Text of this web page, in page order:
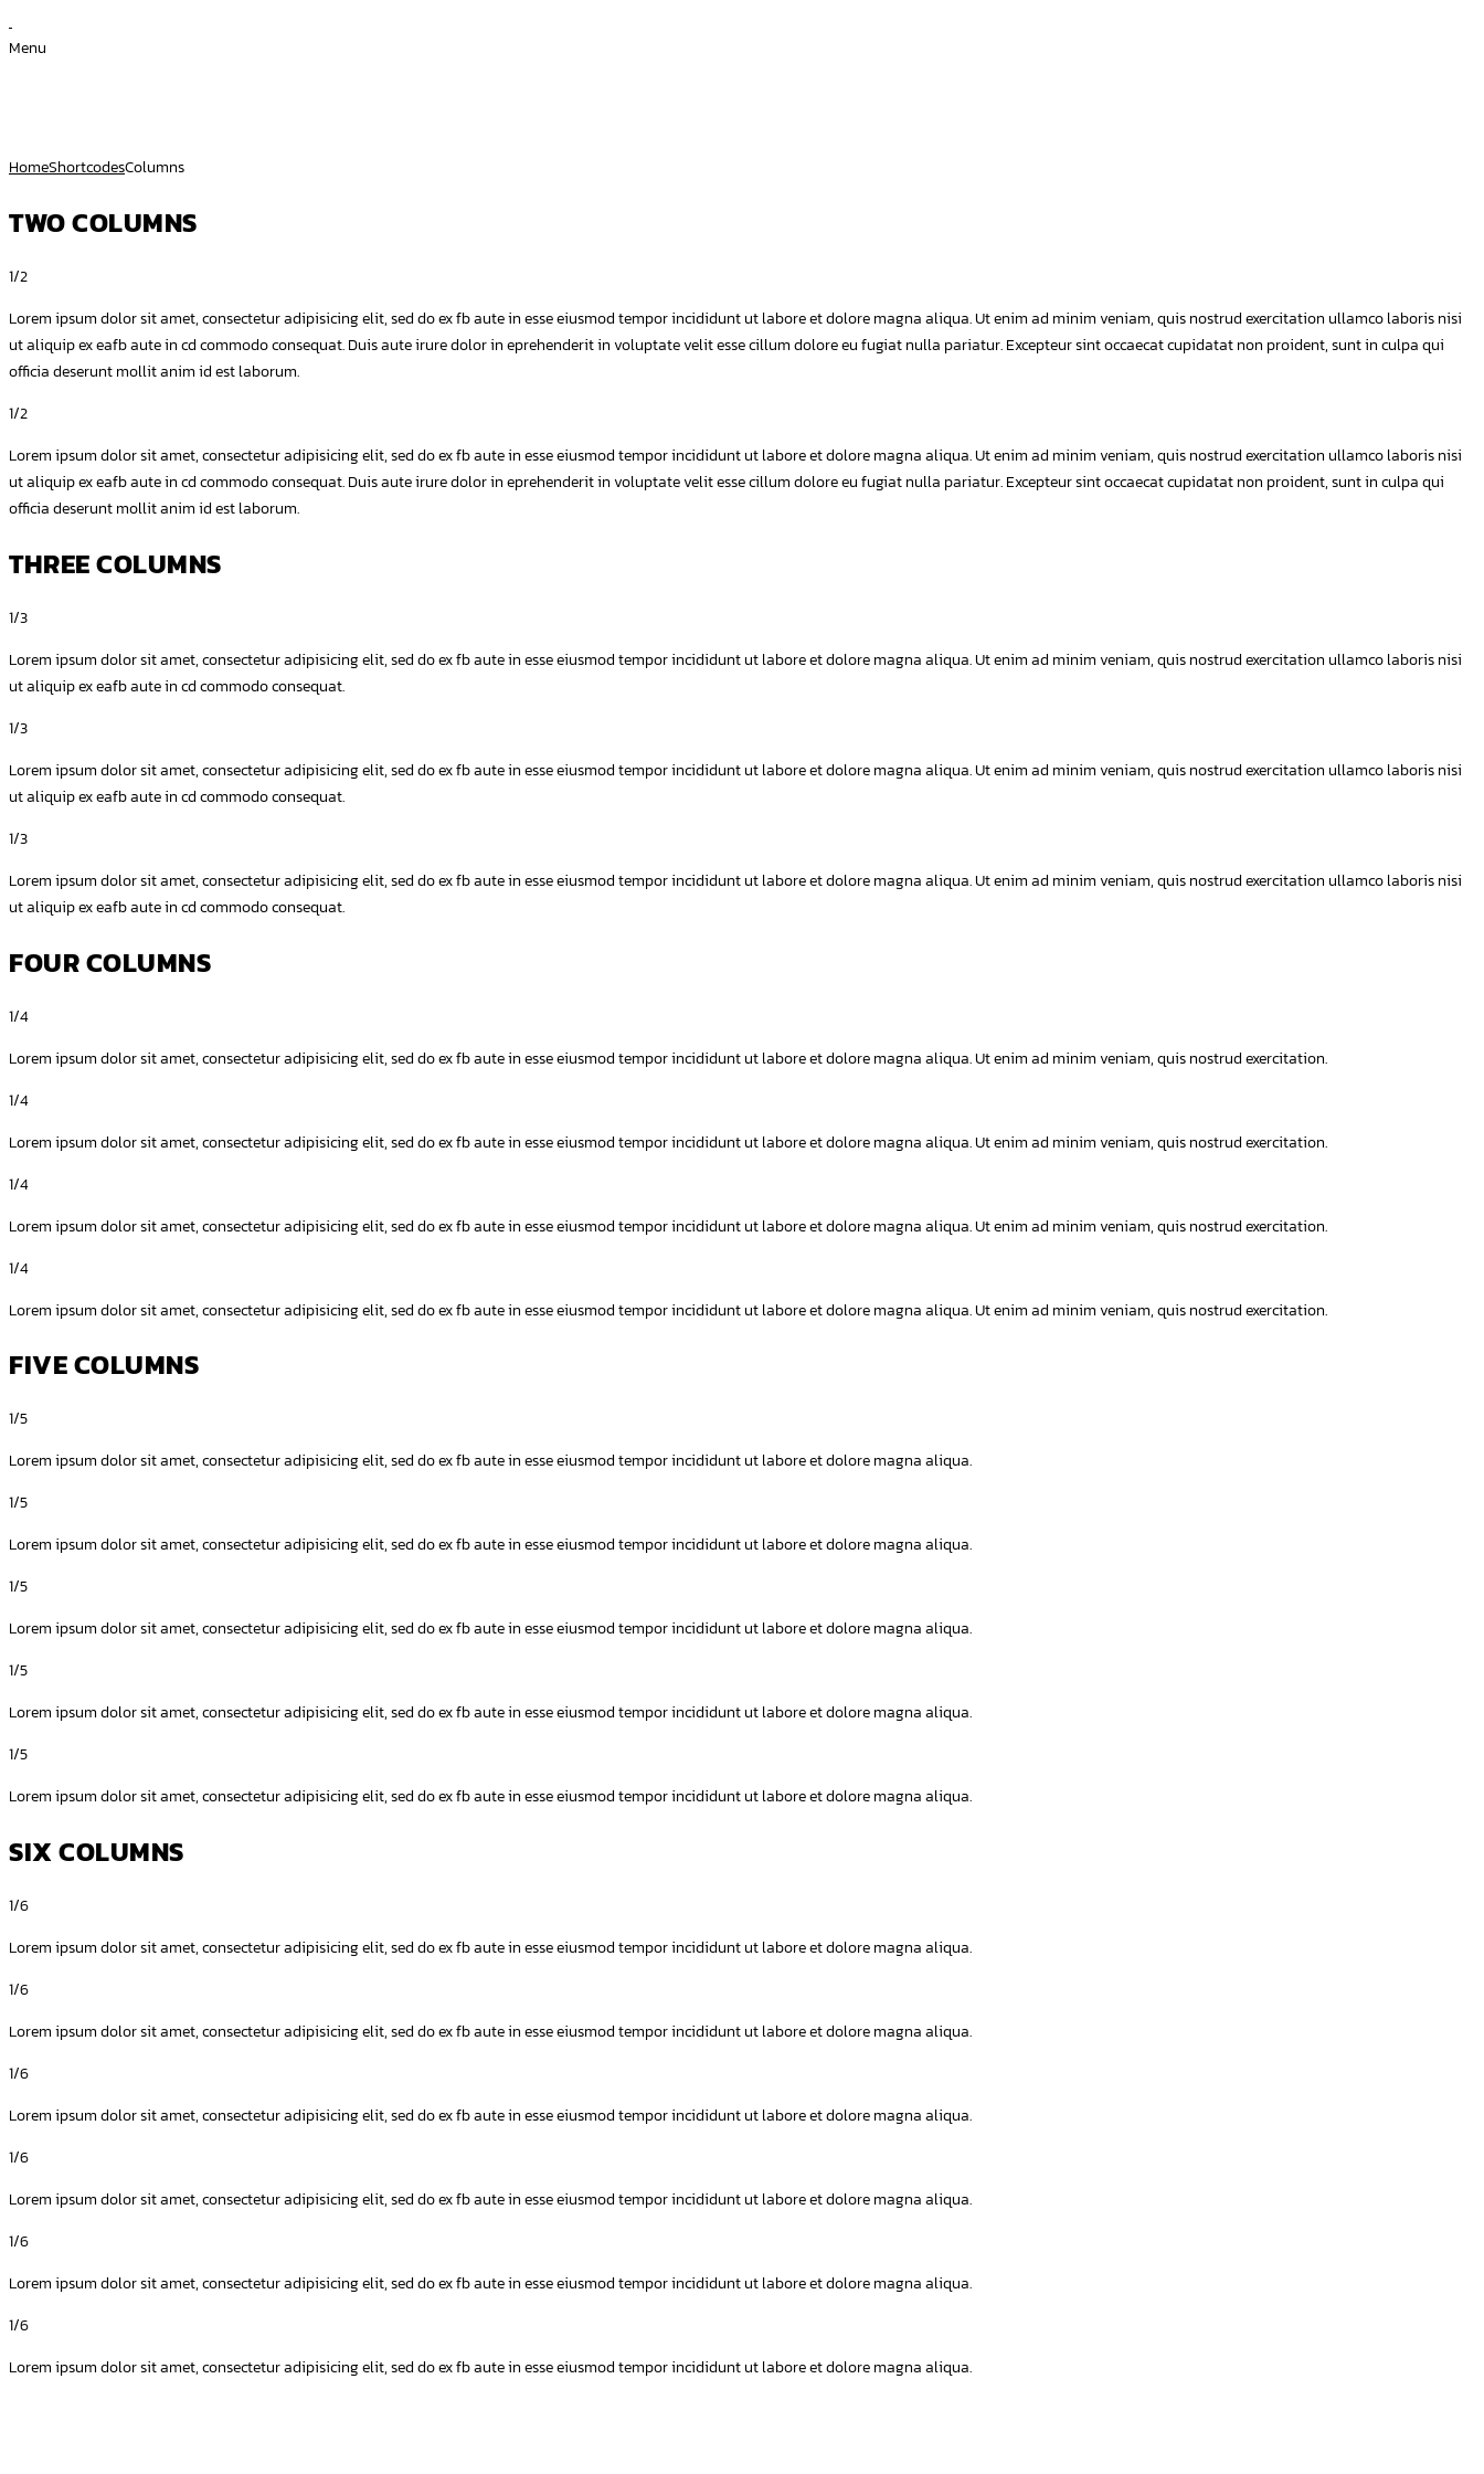
Menu
HomeShortcodesColumns
TWO COLUMNS
1/2
Lorem ipsum dolor sit amet, consectetur adipisicing elit, sed do ex fb aute in esse eiusmod tempor incididunt ut labore et dolore magna aliqua. Ut enim ad minim veniam, quis nostrud exercitation ullamco laboris nisi
ut aliquip ex eafb aute in cd commodo consequat. Duis aute irure dolor in eprehenderit in voluptate velit esse cillum dolore eu fugiat nulla pariatur. Excepteur sint occaecat cupidatat non proident, sunt in culpa qui
officia deserunt mollit anim id est laborum.
1/2
Lorem ipsum dolor sit amet, consectetur adipisicing elit, sed do ex fb aute in esse eiusmod tempor incididunt ut labore et dolore magna aliqua. Ut enim ad minim veniam, quis nostrud exercitation ullamco laboris nisi
ut aliquip ex eafb aute in cd commodo consequat. Duis aute irure dolor in eprehenderit in voluptate velit esse cillum dolore eu fugiat nulla pariatur. Excepteur sint occaecat cupidatat non proident, sunt in culpa qui
officia deserunt mollit anim id est laborum.
THREE COLUMNS
1/3
Lorem ipsum dolor sit amet, consectetur adipisicing elit, sed do ex fb aute in esse eiusmod tempor incididunt ut labore et dolore magna aliqua. Ut enim ad minim veniam, quis nostrud exercitation ullamco laboris nisi
ut aliquip ex eafb aute in cd commodo consequat.
1/3
Lorem ipsum dolor sit amet, consectetur adipisicing elit, sed do ex fb aute in esse eiusmod tempor incididunt ut labore et dolore magna aliqua. Ut enim ad minim veniam, quis nostrud exercitation ullamco laboris nisi
ut aliquip ex eafb aute in cd commodo consequat.
1/3
Lorem ipsum dolor sit amet, consectetur adipisicing elit, sed do ex fb aute in esse eiusmod tempor incididunt ut labore et dolore magna aliqua. Ut enim ad minim veniam, quis nostrud exercitation ullamco laboris nisi
ut aliquip ex eafb aute in cd commodo consequat.
FOUR COLUMNS
1/4
Lorem ipsum dolor sit amet, consectetur adipisicing elit, sed do ex fb aute in esse eiusmod tempor incididunt ut labore et dolore magna aliqua. Ut enim ad minim veniam, quis nostrud exercitation.
1/4
Lorem ipsum dolor sit amet, consectetur adipisicing elit, sed do ex fb aute in esse eiusmod tempor incididunt ut labore et dolore magna aliqua. Ut enim ad minim veniam, quis nostrud exercitation.
1/4
Lorem ipsum dolor sit amet, consectetur adipisicing elit, sed do ex fb aute in esse eiusmod tempor incididunt ut labore et dolore magna aliqua. Ut enim ad minim veniam, quis nostrud exercitation.
1/4
Lorem ipsum dolor sit amet, consectetur adipisicing elit, sed do ex fb aute in esse eiusmod tempor incididunt ut labore et dolore magna aliqua. Ut enim ad minim veniam, quis nostrud exercitation.
FIVE COLUMNS
1/5
Lorem ipsum dolor sit amet, consectetur adipisicing elit, sed do ex fb aute in esse eiusmod tempor incididunt ut labore et dolore magna aliqua.
1/5
Lorem ipsum dolor sit amet, consectetur adipisicing elit, sed do ex fb aute in esse eiusmod tempor incididunt ut labore et dolore magna aliqua.
1/5
Lorem ipsum dolor sit amet, consectetur adipisicing elit, sed do ex fb aute in esse eiusmod tempor incididunt ut labore et dolore magna aliqua.
1/5
Lorem ipsum dolor sit amet, consectetur adipisicing elit, sed do ex fb aute in esse eiusmod tempor incididunt ut labore et dolore magna aliqua.
1/5
Lorem ipsum dolor sit amet, consectetur adipisicing elit, sed do ex fb aute in esse eiusmod tempor incididunt ut labore et dolore magna aliqua.
SIX COLUMNS
1/6
Lorem ipsum dolor sit amet, consectetur adipisicing elit, sed do ex fb aute in esse eiusmod tempor incididunt ut labore et dolore magna aliqua.
1/6
Lorem ipsum dolor sit amet, consectetur adipisicing elit, sed do ex fb aute in esse eiusmod tempor incididunt ut labore et dolore magna aliqua.
1/6
Lorem ipsum dolor sit amet, consectetur adipisicing elit, sed do ex fb aute in esse eiusmod tempor incididunt ut labore et dolore magna aliqua.
1/6
Lorem ipsum dolor sit amet, consectetur adipisicing elit, sed do ex fb aute in esse eiusmod tempor incididunt ut labore et dolore magna aliqua.
1/6
Lorem ipsum dolor sit amet, consectetur adipisicing elit, sed do ex fb aute in esse eiusmod tempor incididunt ut labore et dolore magna aliqua.
1/6
Lorem ipsum dolor sit amet, consectetur adipisicing elit, sed do ex fb aute in esse eiusmod tempor incididunt ut labore et dolore magna aliqua.